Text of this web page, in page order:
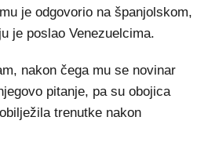
je odgovorio na španjolskom,
je poslao Venezuelcima.
nakon čega mu se novinar
pitanje, pa su obojica
trenutke nakon